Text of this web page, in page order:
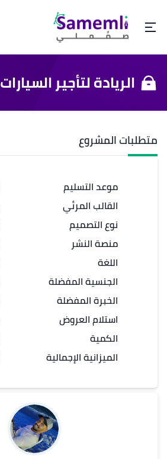
الريادة لتأجير السيارات
متطلبات المشروع
موعد التسليم
القالب المرئي
نوع التصميم
منصة النشر
اللغة
الجنسية المفضلة
الخبرة المفضلة
استلام العروض
الكمية
الميزانية الإجمالية